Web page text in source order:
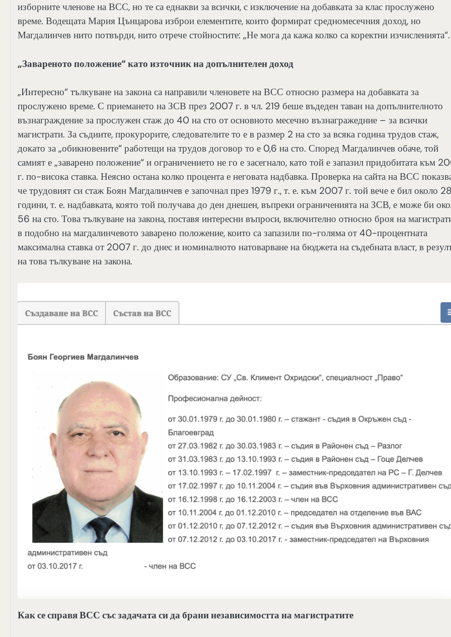
изборните членове на ВСС, но те са еднакви за всички, с изключение на добавката за клас прослужено
време. Водещата Мария Цънцарова изброи елементите, които формират средномесечния доход, но
Магдалинчев нито потвърди, нито отрече стойностите: „Не мога да кажа колко са коректни изчисленията“.
„Завареното положение“ като източник на допълнителен доход
„Интересно“ тълкуване на закона са направили членовете на ВСС относно размера на добавката за
прослужено време. С приемането на ЗСВ през 2007 г. в чл. 219 беше въдеден таван на допълнителното
възнаграждение за прослужен стаж до 40 на сто от основното месечно възнагражедние – за всички
магистрати. За съдиите, прокурорите, следователите то е в размер 2 на сто за всяка година трудов стаж,
докато за „обикновените“ работещи на трудов договор то е 0,6 на сто. Според Магдалинчев обаче, той
самият е „заварено положение“ и ограничението не го е засегнало, като той е запазил придобитата към
г. по-висока ставка. Неясно остана колко процента е неговата надбавка. Проверка на сайта на ВСС
че трудовият си стаж Боян Магдалинчев е започнал през 1979 г., т. е. към 2007 г. той вече е бил около
години, т. е. надбавката, която той получава до ден днешен, въпреки ограниченията на ЗСВ, е може би
56 на сто. Това тълкуване на закона, поставя интересни въпроси, включително относно броя на
в подобно на магдалинчевото заварено положение, които са запазили по-голяма от 40-процентната
максимална ставка от 2007 г. до днес и номиналното натоварване на бюджета на съдебната власт, в
на това тълкуване на закона.
Как се справя ВСС със задачата си да брани независимостта на магистратите